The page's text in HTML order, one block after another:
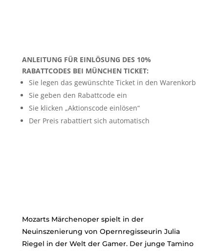
ANLEITUNG FÜR EINLÖSUNG DES 10%
RABATTCODES BEI MÜNCHEN TICKET:
Sie legen das gewünschte Ticket in den Warenkorb
Sie geben den Rabattcode ein
Sie klicken „Aktionscode einlösen“
Der Preis rabattiert sich automatisch
Mozarts Märchenoper spielt in der
Neuinszenierung von Opernregisseurin Julia
Riegel in der Welt der Gamer. Der junge Tamino